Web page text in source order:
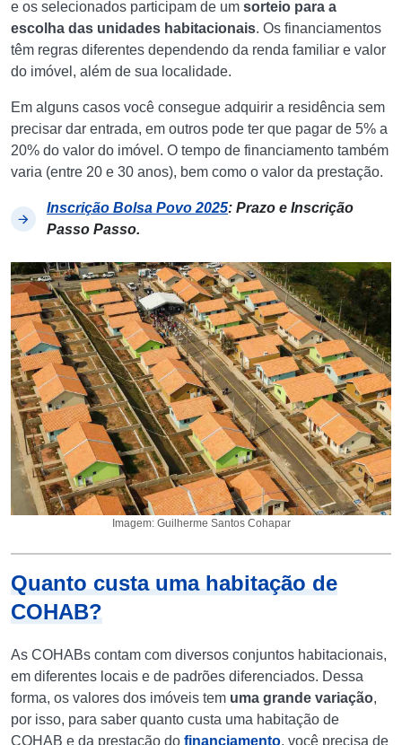
e os selecionados participam de um sorteio para a
escolha das unidades habitacionais. Os financiamentos
têm regras diferentes dependendo da renda familiar e valor
do imóvel, além de sua localidade.
Em alguns casos você consegue adquirir a residência sem
precisar dar entrada, em outros pode ter que pagar de 5% a
20% do valor do imóvel. O tempo de financiamento também
varia (entre 20 e 30 anos), bem como o valor da prestação.
Inscrição Bolsa Povo 2025: Prazo e Inscrição
Passo Passo.
Imagem: Guilherme Santos Cohapar
Quanto custa uma habitação de
COHAB?
As COHABs contam com diversos conjuntos habitacionais,
em diferentes locais e de padrões diferenciados. Dessa
forma, os valores dos imóveis tem uma grande variação,
por isso, para saber quanto custa uma habitação de
COHAB e da prestação do financiamento, você precisa de